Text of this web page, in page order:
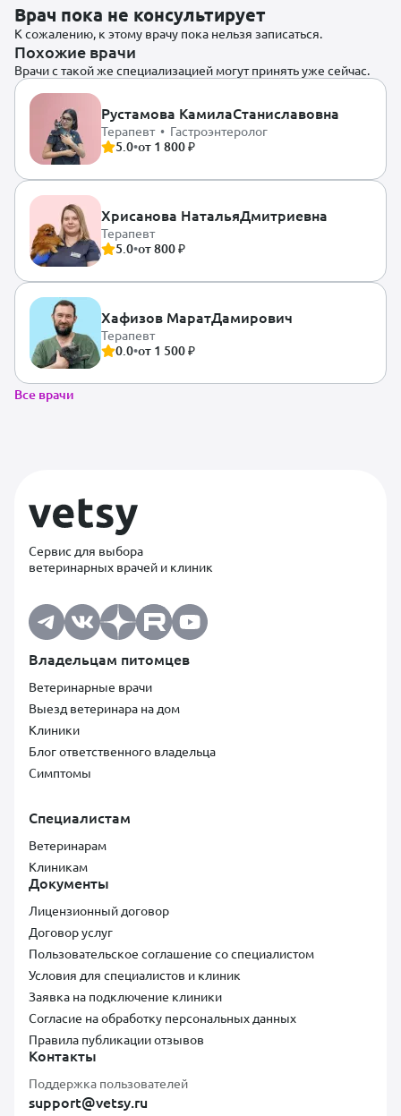
Врач пока не консультирует
К сожалению, к этому врачу пока нельзя записаться.
Похожие врачи
Врачи с такой же специализацией могут принять уже сейчас.
Рустамова КамилаСтаниславовна
Терапевт • Гастроэнтеролог
5.0•от 1 800 ₽
Хрисанова НатальяДмитриевна
Терапевт
5.0•от 800 ₽
Хафизов МаратДамирович
Терапевт
0.0•от 1 500 ₽
Все врачи
Сервис для выбора
ветеринарных врачей и клиник
Владельцам питомцев
Ветеринарные врачи
Выезд ветеринара на дом
Клиники
Блог ответственного владельца
Симптомы
Специалистам
Ветеринарам
Клиникам
Документы
Лицензионный договор
Договор услуг
Пользовательское соглашение со специалистом
Условия для специалистов и клиник
Заявка на подключение клиники
Согласие на обработку персональных данных
Правила публикации отзывов
Контакты
Поддержка пользователей
support@vetsy.ru